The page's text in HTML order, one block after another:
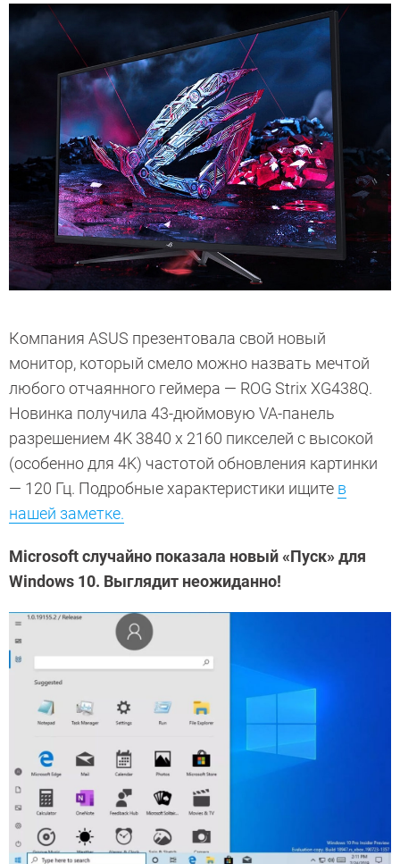
Компания ASUS презентовала свой новый
монитор, который смело можно назвать мечтой
любого отчаянного геймера — ROG Strix XG438Q.
Новинка получила 43-дюймовую VA-панель
разрешением 4K 3840 х 2160 пикселей с высокой
(особенно для 4K) частотой обновления картинки
— 120 Гц. Подробные характеристики ищите в
нашей заметке.
Microsoft случайно показала новый «Пуск» для
Windows 10. Выглядит неожиданно!